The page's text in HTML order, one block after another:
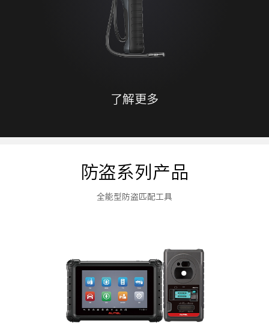
了解更多
防盗系列产品
全能型防盗匹配工具